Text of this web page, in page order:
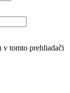
tomto prehliadači